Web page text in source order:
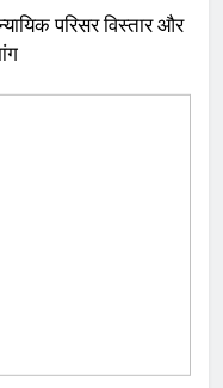
परिसर विस्तार और